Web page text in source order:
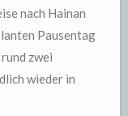
nach Hainan
Pausentag
zwei
wieder in